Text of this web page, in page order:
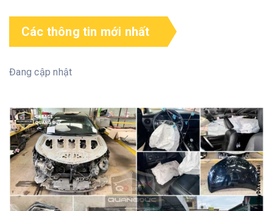
Các thông tin mới nhất
Đang cập nhật